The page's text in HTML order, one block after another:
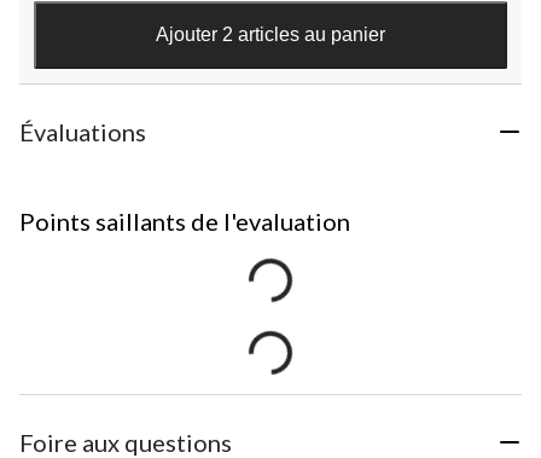
Ajouter 2 articles au panier
Évaluations
Points saillants de l'evaluation
Foire aux questions